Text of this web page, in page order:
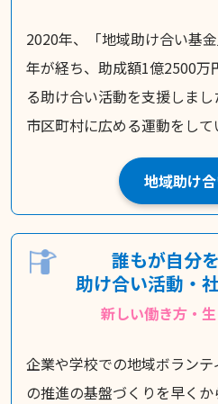
2020年、「地域助け合い基
年が経ち、助成額1億2500万
る助け合い活動を支援しま
市区町村に広める運動をして
地域助け
誰もが自分
助け合い活動・
新しい働き方・
企業や学校での地域ボラン
の推進の基盤づくりを早く